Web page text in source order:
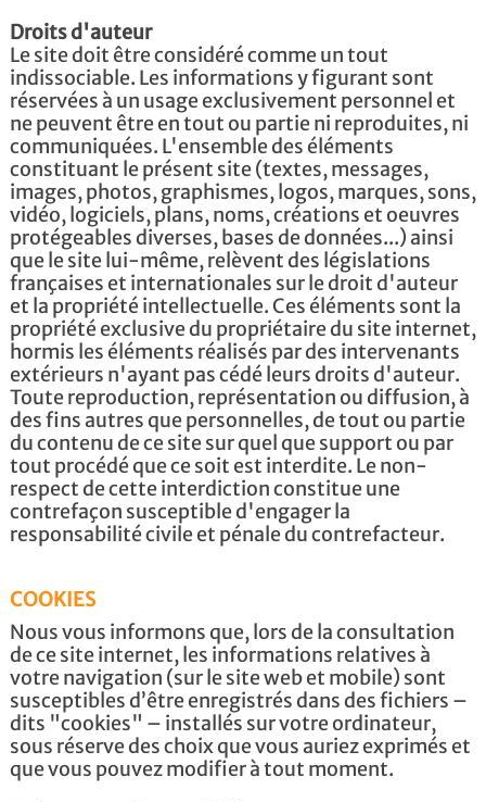
Droits d'auteur
Le site doit être considéré comme un tout
indissociable. Les informations y figurant sont
réservées à un usage exclusivement personnel et
ne peuvent être en tout ou partie ni reproduites, ni
communiquées. L'ensemble des éléments
constituant le présent site (textes, messages,
images, photos, graphismes, logos, marques, sons,
vidéo, logiciels, plans, noms, créations et oeuvres
protégeables diverses, bases de données...) ainsi
que le site lui-même, relèvent des législations
françaises et internationales sur le droit d'auteur
et la propriété intellectuelle. Ces éléments sont la
propriété exclusive du propriétaire du site internet,
hormis les éléments réalisés par des intervenants
extérieurs n'ayant pas cédé leurs droits d'auteur.
Toute reproduction, représentation ou diffusion, à
des fins autres que personnelles, de tout ou partie
du contenu de ce site sur quel que support ou par
tout procédé que ce soit est interdite. Le non-
respect de cette interdiction constitue une
contrefaçon susceptible d'engager la
responsabilité civile et pénale du contrefacteur.
COOKIES
Nous vous informons que, lors de la consultation
de ce site internet, les informations relatives à
votre navigation (sur le site web et mobile) sont
susceptibles d’être enregistrés dans des fichiers –
dits "cookies" – installés sur votre ordinateur,
sous réserve des choix que vous auriez exprimés et
que vous pouvez modifier à tout moment.